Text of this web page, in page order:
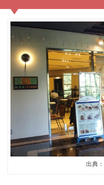
出典：